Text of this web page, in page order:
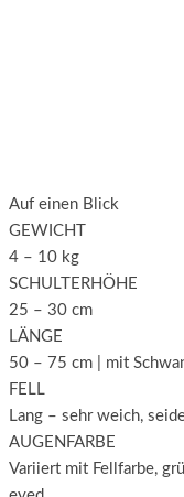
Auf einen Blick
GEWICHT
4 – 10 kg
SCHULTERHÖHE
25 – 30 cm
LÄNGE
50 – 75 cm | mit
FELL
Lang – sehr weich,
AUGENFARBE
Variiert mit Fellfarbe,